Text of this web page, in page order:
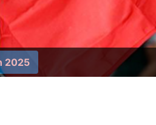
2025
d'Europe